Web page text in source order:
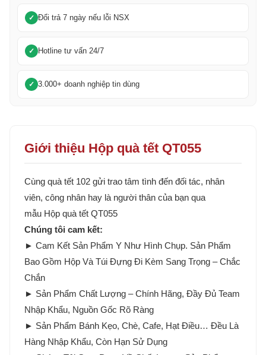
Đổi trả 7 ngày nếu lỗi NSX
Hotline tư vấn 24/7
3.000+ doanh nghiệp tin dùng
Giới thiệu Hộp quà tết QT055
Cùng quà tết 102 gửi trao tâm tình đến đối tác, nhân
viên, công nhân hay là người thân của bạn qua
mẫu Hộp quà tết QT055
Chúng tôi cam kết:
► Cam Kết Sản Phẩm Y Như Hình Chụp. Sản Phẩm
Bao Gồm Hộp Và Túi Đựng Đi Kèm Sang Trọng – Chắc
Chắn
► Sản Phẩm Chất Lượng – Chính Hãng, Đầy Đủ Team
Nhập Khẩu, Nguồn Gốc Rõ Ràng
► Sản Phẩm Bánh Kẹo, Chè, Cafe, Hạt Điều… Đều Là
Hàng Nhập Khẩu, Còn Hạn Sử Dụng